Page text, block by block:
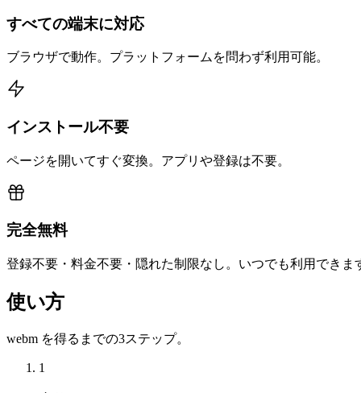
すべての端末に対応
ブラウザで動作。プラットフォームを問わず利用可能。
インストール不要
ページを開いてすぐ変換。アプリや登録は不要。
完全無料
登録不要・料金不要・隠れた制限なし。いつでも利用できま
使い方
webm を得るまでの3ステップ。
1